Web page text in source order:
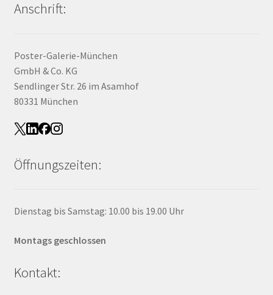
Anschrift:
Poster-Galerie-München
GmbH & Co. KG
Sendlinger Str. 26 im Asamhof
80331 München
Öffnungszeiten:
Dienstag bis Samstag: 10.00 bis 19.00 Uhr
Montags geschlossen
Kontakt: